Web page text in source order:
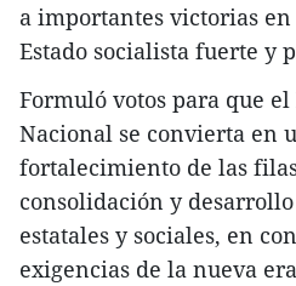
a importantes victorias
Estado socialista fuerte y
Formuló votos para que el
Nacional se convierta en
fortalecimiento de las
consolidación y
estatales y sociales, en
exigencias de la nueva